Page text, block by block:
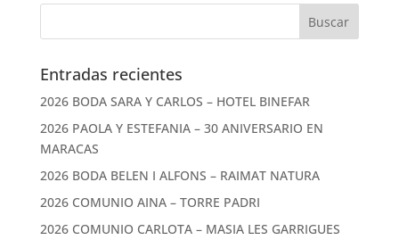
Entradas recientes
2026 BODA SARA Y CARLOS – HOTEL BINEFAR
2026 PAOLA Y ESTEFANIA – 30 ANIVERSARIO EN
MARACAS
2026 BODA BELEN I ALFONS – RAIMAT NATURA
2026 COMUNIO AINA – TORRE PADRI
2026 COMUNIO CARLOTA – MASIA LES GARRIGUES